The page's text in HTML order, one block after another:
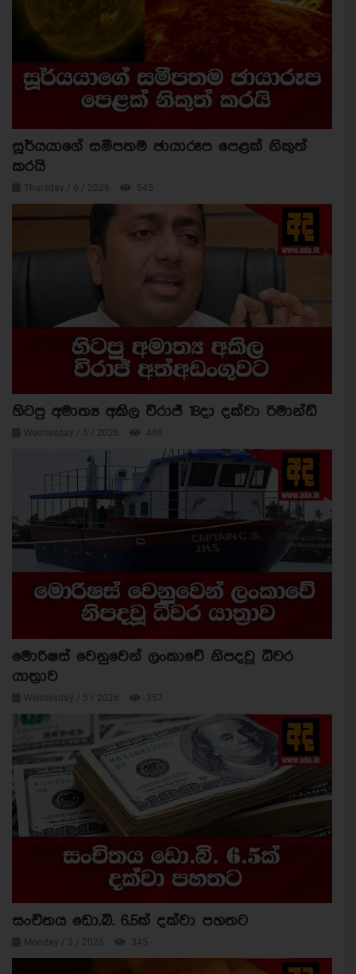
සූර්යයාගේ සමීපතම ඡායාරූප පෙළක් නිකුත්
කරයි
Thursday / 6 / 2026 545
හිටපු අමාත්‍ය අකිල විරාජ් 18දා දක්වා රිමාන්ඩ්
Wednesday / 5 / 2026 469
මොරිෂස් වෙනුවෙන් ලංකාවේ නිපදවූ ධීවර
යාත්‍රාව
Wednesday / 5 / 2026 357
සංචිතය ඩො.බි. 6.5ක් දක්වා පහතට
Monday / 3 / 2026 345